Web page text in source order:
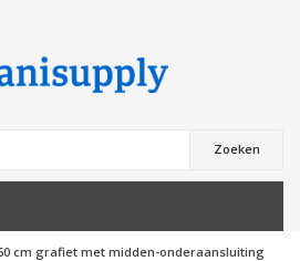
Zoeken
cm grafiet met midden-onderaansluiting